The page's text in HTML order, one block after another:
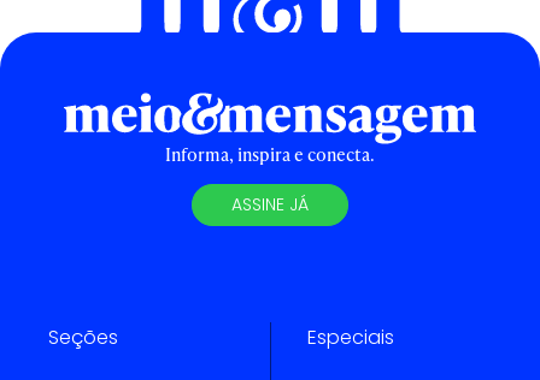
Informa, inspira e conecta.
ASSINE JÁ
Seções Especiais